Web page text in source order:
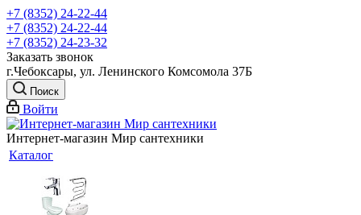
+7 (8352) 24-22-44
+7 (8352) 24-22-44
+7 (8352) 24-23-32
Заказать звонок
г.Чебоксары, ул. Ленинского Комсомола 37Б
Поиск
Войти
Интернет-магазин Мир сантехники
Каталог